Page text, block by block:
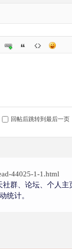
回帖后跳转到最后一页
44025-1-1.html
群、论坛、个人
统计。